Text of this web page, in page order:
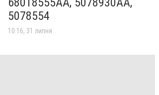
5078554
10:16, 31 липня